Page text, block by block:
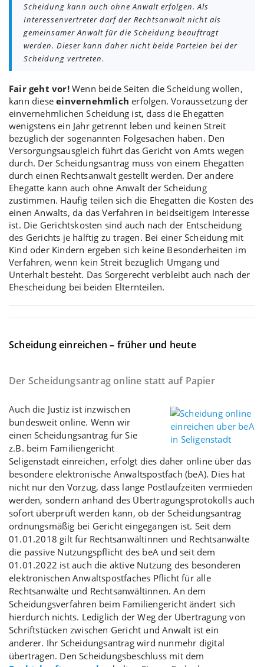
Scheidung kann auch ohne Anwalt erfolgen. Als
Interessenvertreter darf der Rechtsanwalt nicht als
gemeinsamer Anwalt für die Scheidung beauftragt
werden. Dieser kann daher nicht beide Parteien bei der
Scheidung vertreten.
Fair geht vor!Wenn beide Seiten die Scheidung wollen,
kann dieseeinvernehmlich erfolgen. Voraussetzung der
einvernehmlichen Scheidung ist, dass die Ehegatten
wenigstens ein Jahr getrennt leben und keinen Streit
bezüglich der sogenannten Folgesachen haben. Den
Versorgungsausgleich führt das Gericht von Amts wegen
durch. Der Scheidungsantrag muss von einem Ehegatten
durch einen Rechtsanwalt gestellt werden. Der andere
Ehegatte kann auch ohne Anwalt der Scheidung
zustimmen. Häufig teilen sich die Ehegatten die Kosten des
einen Anwalts, da das Verfahren in beidseitigem Interesse
ist. Die Gerichtskosten sind auch nach der Entscheidung
des Gerichts je hälftig zu tragen. Bei einer Scheidung mit
Kind oder Kindern ergeben sich keine Besonderheiten im
Verfahren, wenn kein Streit bezüglich Umgang und
Unterhalt besteht. Das Sorgerecht verbleibt auch nach der
Ehescheidung bei beiden Elternteilen.
Scheidung einreichen – früher und heute
Der Scheidungsantrag online statt auf Papier
Auch die Justiz ist inzwischen
bundesweit online. Wenn wir
einen Scheidungsantrag für Sie
z.B. beim Familiengericht
Seligenstadt einreichen, erfolgt dies daher online über das
besondere elektronische Anwaltspostfach (beA). Dies hat
nicht nur den Vorzug, dass lange Postlaufzeiten vermieden
werden, sondern anhand des Übertragungsprotokolls auch
sofort überprüft werden kann, ob der Scheidungsantrag
ordnungsmäßig bei Gericht eingegangen ist. Seit dem
01.01.2018 gilt für Rechtsanwältinnen und Rechtsanwälte
die passive Nutzungspflicht des beA und seit dem
01.01.2022 ist auch die aktive Nutzung des besonderen
elektronischen Anwaltspostfaches Pflicht für alle
Rechtsanwälte und Rechtsanwältinnen. An dem
Scheidungsverfahren beim Familiengericht ändert sich
hierdurch nichts. Lediglich der Weg der Übertragung von
Schriftstücken zwischen Gericht und Anwalt ist ein
anderer. Ihr Scheidungsantrag wird nunmehr digital
übertragen. Den Scheidungsbeschluss mit dem